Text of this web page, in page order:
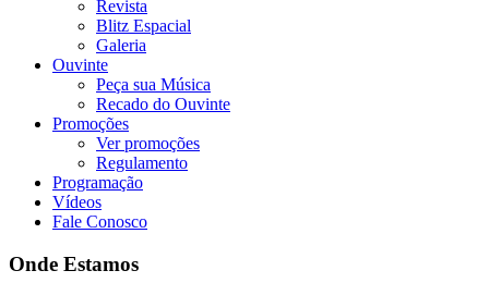
Revista
Blitz Espacial
Galeria
Ouvinte
Peça sua Música
Recado do Ouvinte
Promoções
Ver promoções
Regulamento
Programação
Vídeos
Fale Conosco
Onde Estamos